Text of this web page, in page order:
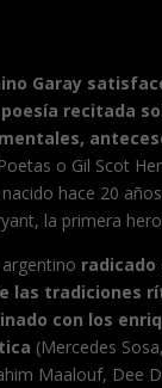
Garay
recitada
o Gil Scot
hace 20
la primera
radicado
las tradiciones
con los
(Mercedes
Maalouf, Dee